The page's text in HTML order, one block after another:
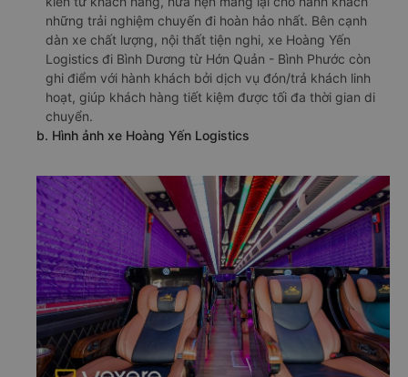
những trải nghiệm chuyến đi hoàn hảo nhất. Bên cạnh
dàn xe chất lượng, nội thất tiện nghi, xe Hoàng Yến
Logistics đi Bình Dương từ Hớn Quản - Bình Phước còn
ghi điểm với hành khách bởi dịch vụ đón/trả khách linh
hoạt, giúp khách hàng tiết kiệm được tối đa thời gian di
chuyển.
b. Hình ảnh xe Hoàng Yến Logistics